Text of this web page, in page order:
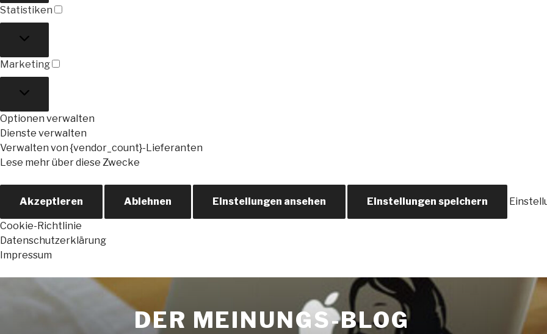
Statistiken
Marketing
Optionen verwalten
Dienste verwalten
Verwalten von {vendor_count}-Lieferanten
Lese mehr über diese Zwecke
Akzeptieren Ablehnen Einstellungen ansehen Einstellungen speichern
Cookie-Richtlinie
Datenschutzerklärung
Impressum
springen
DER MEINUNGS-BLOG